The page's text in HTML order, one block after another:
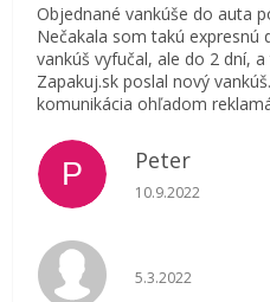
Objednané vankúše do auta
Nečakala som takú expresnú
vankúš vyfučal, ale do 2 dní,
Zapakuj.sk poslal nový
komunikácia ohľadom
P Peter
Hodnotenie
10.9.2022
Hodnotenie
5.3.2022